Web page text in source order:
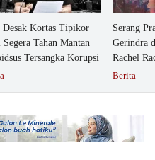
Kortas Tipikor
Tahan Mantan
Tersangka Korupsi
Serang
Gerindra
Rachel
Berita